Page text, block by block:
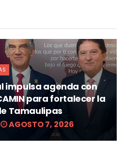
impulsa agenda con
para fortalecer la
Tamaulipas
AGOSTO 7, 2026